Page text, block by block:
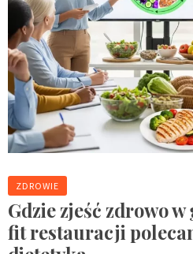
ZDROWIE
Gdzie zjeść zdrowo
fit restauracji